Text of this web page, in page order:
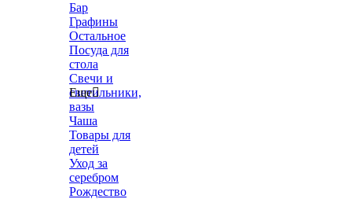
Бар
Графины
Остальное
Посуда для
стола
Свечи и
светильники,
вазы
Чаша
Товары для
детей
Уход за
серебром
Рождество
Еще